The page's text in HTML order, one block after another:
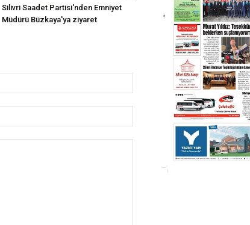
Silivri Saadet Partisi'nden Emniyet
Müdürü Büzkaya'ya ziyaret